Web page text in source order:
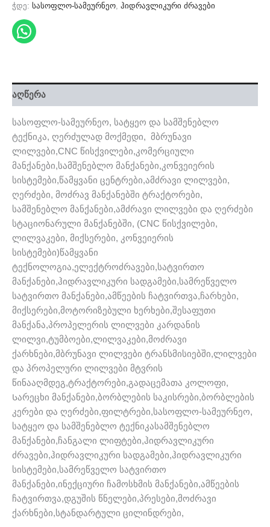
ჭდე: სასოფლო-სამეურნეო ჰიდრავლიკური ძრავები
აღწერა
სასოფლო-სამეურნეო, სატყეო და სამშენებლო
ტექნიკა, ღერძულად მოქმედი, მბრუნავი
ლილვები,CNC წისქვილები,კომერციული
მანქანები,სამშენებლო მანქანები,კონვეიერის
სისტემები,წამყვანი ცენტრები,ამძრავი ლილვები,
ღერძები, მოძრავ მანქანებში ტრაქტორები,
სამშენებლო მანქანები,ამძრავი ლილვები და ღერძები
სტაციონარული მანქანებში, (CNC წისქვილები,
ლილვაკები, მიქსერები, კონვეიერის
სისტემები)წამყვანი
ტექნოლოგია,ელექტროძრავები,სატვირთო
მანქანები,ჰიდრავლიკური სადგამები,სამრეწველო
სატვირთო მანქანები,ამწეების ჩატვირთვა,ჩარხები,
მიქსერები,მოტორიზებული ხერხები,შესაფუთი
მანქანა,პროპელერის ლილვები კარდანის
ლილვი,ტუმბოები,ლილვაკები,მოძრავი
ქარხნები,მბრუნავი ლილვები ტრანსმისიებში,ლილვები
და პროპელური ლილვები მტვრის
წინააღმდეგ,ტრაქტორები,გადაცემათა კოლოფი,
Სარეცხი მანქანები,ბორბლების საკისრები,ბორბლების
კერები და ღერძები,ფილტრები,სასოფლო-სამეურნეო,
სატყეო და სამშენებლო ტექნიკასამშენებლო
მანქანები,ჩანგალი ლიფტები,ჰიდრავლიკური
ძრავები,ჰიდრავლიკური სადგამები,ჰიდრავლიკური
სისტემები,სამრეწველო სატვირთო
მანქანები,ინექციური ჩამოსხმის მანქანები,ამწეების
ჩატვირთვა,დგუშის წნელები,პრესები,მოძრავი
ქარხნები,სტანდარტული ცილინდრები,